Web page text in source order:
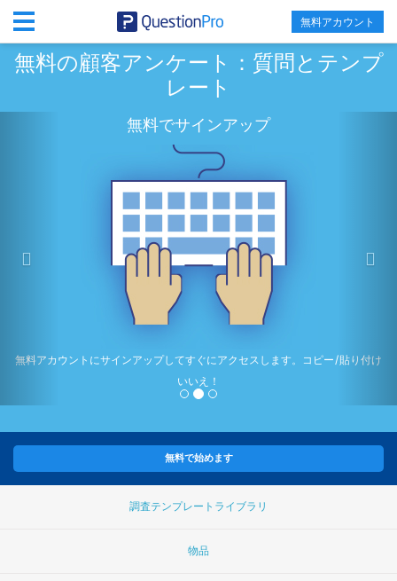
無料アカウント
無料の顧客アンケート：質問とテンプ
レート
無料でサインアップ
無料アカウントにサインアップしてすぐにアクセスします。コピー/貼り付け
いいえ！
無料で始めます
調査テンプレートライブラリ
物品